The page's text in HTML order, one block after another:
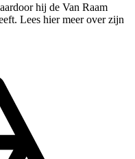
hij de Van Raam
Lees hier meer over zijn